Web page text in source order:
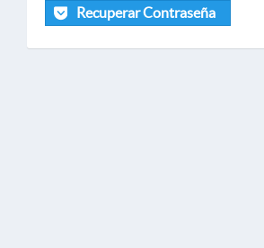
Recuperar Contraseña